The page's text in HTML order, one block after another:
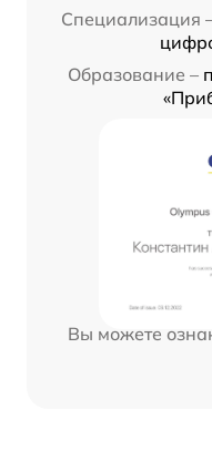
Специализация
Образование –
Вы можете